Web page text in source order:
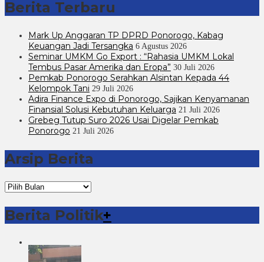
Berita Terbaru
Mark Up Anggaran TP DPRD Ponorogo, Kabag
Keuangan Jadi Tersangka 6 Agustus 2026
Seminar UMKM Go Export : “Rahasia UMKM Lokal
Tembus Pasar Amerika dan Eropa” 30 Juli 2026
Pemkab Ponorogo Serahkan Alsintan Kepada 44
Kelompok Tani 29 Juli 2026
Adira Finance Expo di Ponorogo, Sajikan Kenyamanan
Finansial Solusi Kebutuhan Keluarga 21 Juli 2026
Grebeg Tutup Suro 2026 Usai Digelar Pemkab
Ponorogo 21 Juli 2026
Arsip Berita
Arsip
Berita
Berita Politik+